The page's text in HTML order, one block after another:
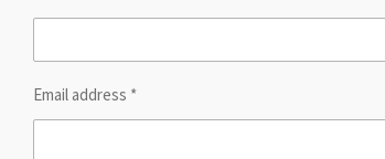
Email address *